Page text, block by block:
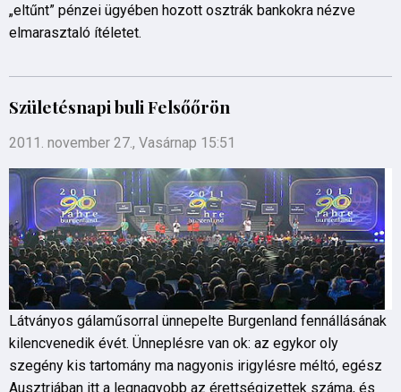
„eltűnt” pénzei ügyében hozott osztrák bankokra nézve
elmarasztaló ítéletet.
Születésnapi buli Felsőőrön
2011. november 27., Vasárnap 15:51
Látványos gálaműsorral ünnepelte Burgenland fennállásának
kilencvenedik évét. Ünneplésre van ok: az egykor oly
szegény kis tartomány ma nagyonis irigylésre méltó, egész
Ausztriában itt a legnagyobb az érettségizettek száma, és